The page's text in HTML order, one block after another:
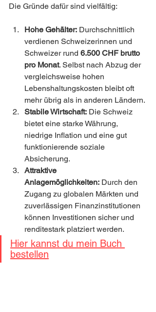
Die Gründe dafür sind vielfältig:
Hohe Gehälter: Durchschnittlich
verdienen Schweizerinnen und
Schweizer rund 6.500 CHF brutto
pro Monat. Selbst nach Abzug der
vergleichsweise hohen
Lebenshaltungskosten bleibt oft
mehr übrig als in anderen Ländern.
Stabile Wirtschaft: Die Schweiz
bietet eine starke Währung,
niedrige Inflation und eine gut
funktionierende soziale
Absicherung.
Attraktive
Anlagemöglichkeiten: Durch den
Zugang zu globalen Märkten und
zuverlässigen Finanzinstitutionen
können Investitionen sicher und
renditestark platziert werden.
Hier kannst du mein Buch
bestellen